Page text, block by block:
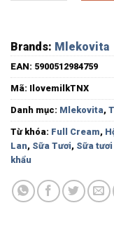
Brands: Mlekovita
EAN: 5900512984759
Mã: IlovemilkTNX
Danh mục: Mlekovita,
Từ khóa: Full Cream,
Lan, Sữa Tươi, Sữa
khẩu